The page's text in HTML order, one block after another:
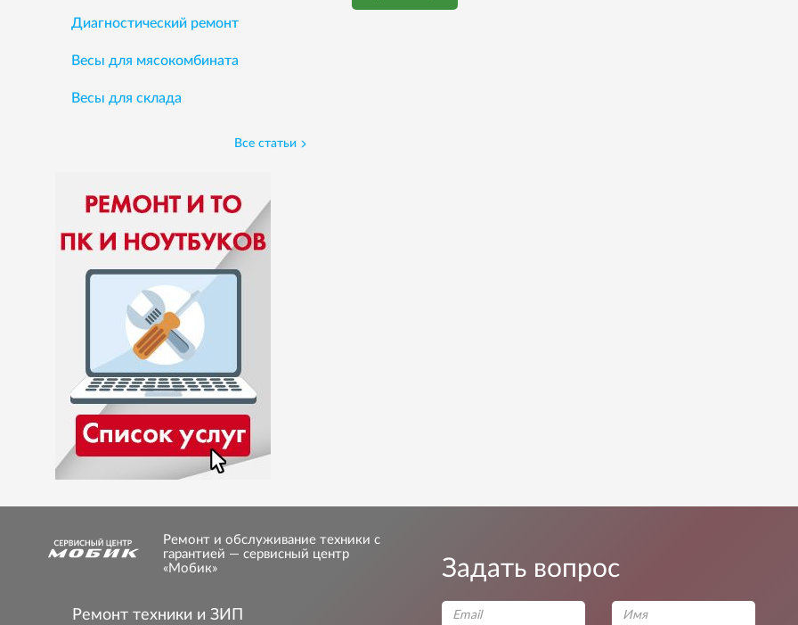
Диагностический ремонт
Весы для мясокомбината
Весы для склада
Все статьи
Ремонт и обслуживание техники с
гарантией — сервисный центр
«Мобик»
Ремонт техники и ЗИП
Задать вопрос